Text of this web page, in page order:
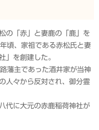
の「赤」と妻鹿の「鹿」を
頃、家祖である赤松氏と妻
」を創建した。
藩主であった酒井家が当神
人々から反対され、御分霊
代に大元の赤鹿稲荷神社が